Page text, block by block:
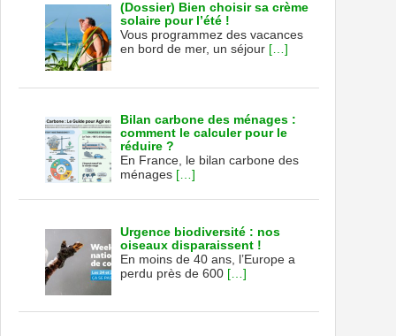
(Dossier) Bien choisir sa crème
solaire pour l’été !
Vous programmez des vacances
en bord de mer, un séjour […]
Bilan carbone des ménages :
comment le calculer pour le
réduire ?
En France, le bilan carbone des
ménages […]
Urgence biodiversité : nos
oiseaux disparaissent !
En moins de 40 ans, l’Europe a
perdu près de 600 […]